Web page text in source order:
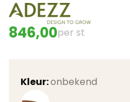
846,00per st
Kleur:onbekend